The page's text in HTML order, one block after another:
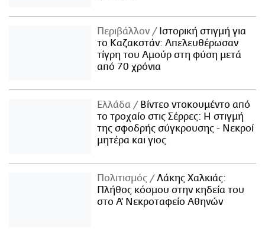
Περιβάλλον
Ιστορική στιγμή για
το Καζακστάν: Απελευθέρωσαν
τίγρη του Αμούρ στη φύση μετά
από 70 χρόνια
Ελλάδα
Βίντεο ντοκουμέντο από
το τροχαίο στις Σέρρες: Η στιγμή
της σφοδρής σύγκρουσης - Νεκροί
μητέρα και γιος
Πολιτισμός
Λάκης Χαλκιάς:
Πλήθος κόσμου στην κηδεία του
στο Α' Νεκροταφείο Αθηνών